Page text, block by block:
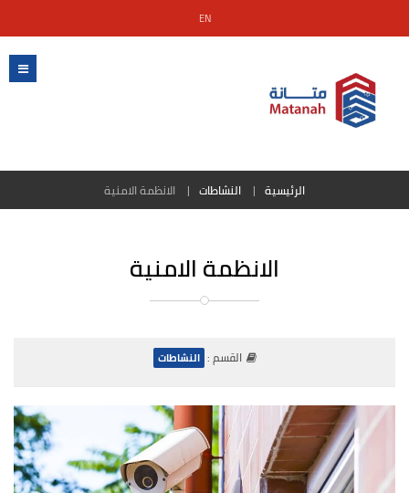
EN
الرئيسية النشاطات الانظمة الامنية
الانظمة الامنية
القسم : النشاطات